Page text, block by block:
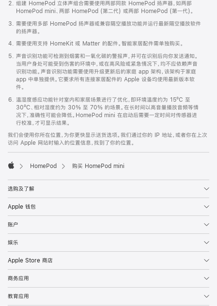
打
开)
组建 HomePod 立体声组合需要使用两部同款 HomePod 扬声器，如两部
HomePod mini、两部 HomePod (第二代) 或两部 HomePod (第一代)。
需要使用多部 HomePod 扬声器或兼容隔空播放功能并运行最新隔空播放软件
的扬声器。
需要使用支持 HomeKit 或 Matter 的配件。智能家居配件需单独购买。
声音识别功能可检测到烟雾和一氧化碳的警报声，并可在识别后向你发送通知。
当用户身处可能受到伤害的环境中，或在高风险或紧急情况下，均不应依赖声音
识别功能。声音识别功能需要使用升级更新后的家庭 app 架构，该架构于家庭
app 中单独提供。它要求所有连接家居配件的 Apple 设备均使用最新版本软
件。
温湿度感应功能针对室内和家居场景进行了优化，即环境温度约为 15ºC 至
30ºC、相对湿度约为 30% 至 70% 的场景。在长时间以高音量播放音频等情
况下，准确性可能会降低。HomePod mini 在启动后需要一定时间对传感器进
行校准，才可显示结果。
我们会使用你所在位置，为你更快显示送货选项。我们通过你的 IP 地址，或者你在上次
访问 Apple 网站时输入的位置信息，找到了你的位置。
HomePod 购买 HomePod mini
选购及了解
Apple 钱包
账户
娱乐
Apple Store 商店
商务应用
教育应用